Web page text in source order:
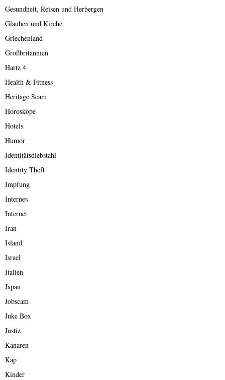
Gesundheit, Reisen und Herbergen
Glauben und Kirche
Griechenland
Großbritannien
Hartz 4
Health & Fitness
Heritage Scam
Horoskope
Hotels
Humor
Identitätsdiebstahl
Identity Theft
Impfung
Internes
Internet
Iran
Island
Israel
Italien
Japan
Jobscam
Juke Box
Justiz
Kanaren
Kap
Kinder